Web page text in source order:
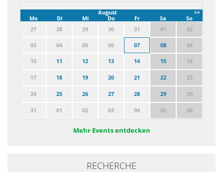
>>
August
Mo
Di Mi Do Fr Sa
So
27
28 29 30 31 01 02
03 04 05 06 07 08 09
10 11 12 13 14 15 16
17 18 19 20 21 22 23
24 25 26 27 28 29 30
31 01 02 03 04 05 06
Mehr Events entdecken
RECHERCHE